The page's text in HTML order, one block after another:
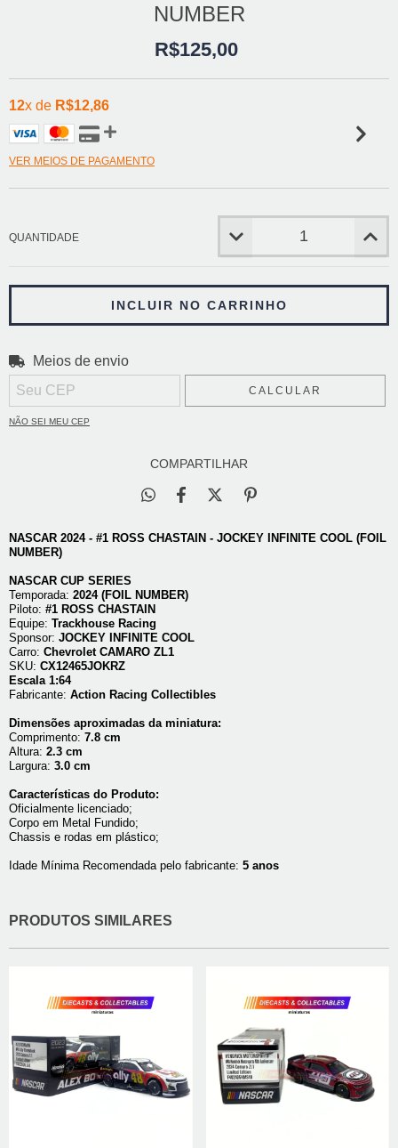
NUMBER
R$125,00
12x de R$12,86
VER MEIOS DE PAGAMENTO
QUANTIDADE
Entregas para o CEP:
Meios de envio
CALCULAR
NÃO SEI MEU CEP
COMPARTILHAR
NASCAR 2024 - #1 ROSS CHASTAIN - JOCKEY INFINITE COOL (FOIL
NUMBER)
NASCAR CUP SERIES
Temporada: 2024 (FOIL NUMBER)
Piloto: #1 ROSS CHASTAIN
Equipe: Trackhouse Racing
Sponsor: JOCKEY INFINITE COOL
Carro: Chevrolet CAMARO ZL1
SKU: CX12465JOKRZ
Escala 1:64
Fabricante: Action Racing Collectibles
Dimensões aproximadas da miniatura:
Comprimento: 7.8 cm
Altura: 2.3 cm
Largura: 3.0 cm
Características do Produto:
Oficialmente licenciado;
Corpo em Metal Fundido;
Chassis e rodas em plástico;
Idade Mínima Recomendada pelo fabricante: 5 anos
PRODUTOS SIMILARES